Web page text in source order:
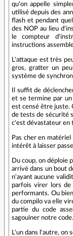
qu'on appelle
utilisé depuis des
flash et pendant
des NOP au lieu
le compteur
instructions
L'attaque est très
gros, gratter un
système de
Il suffit de
et se termine par un
est censé être juste.
de tests de sécurité
c'est dévastateur en
Pas cher en
intérêt à laisser
Du coup, on déploie
arrivé dans un bout
n'ayant aucune
parfois virer lors de
performants. Ou
du compilo va elle
partie du code
sagouiner notre
L'un dans l'autre, on